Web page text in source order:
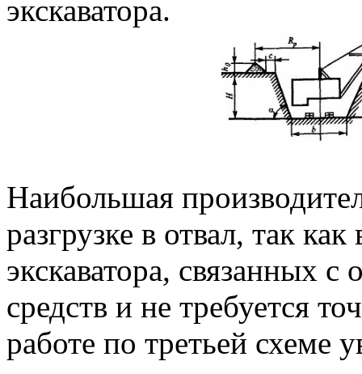
экскаватора.
Наибольшая
разгрузке в отвал, так
экскаватора, связанных
средств и не требуется
работе по третьей схеме